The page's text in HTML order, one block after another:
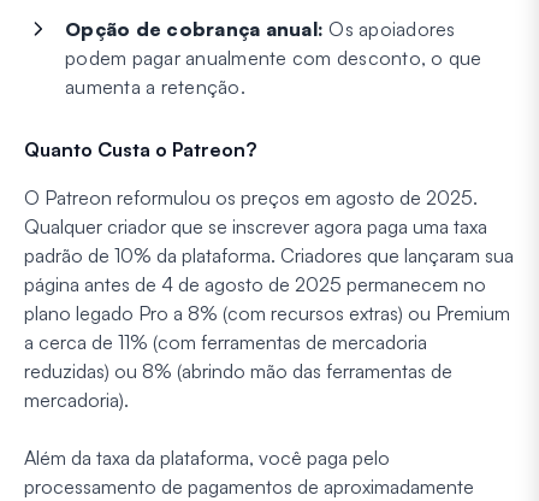
Opção de cobrança anual: Os apoiadores
podem pagar anualmente com desconto, o que
aumenta a retenção.
Quanto Custa o Patreon?
O Patreon reformulou os preços em agosto de 2025.
Qualquer criador que se inscrever agora paga uma taxa
padrão de 10% da plataforma. Criadores que lançaram sua
página antes de 4 de agosto de 2025 permanecem no
plano legado Pro a 8% (com recursos extras) ou Premium
a cerca de 11% (com ferramentas de mercadoria
reduzidas) ou 8% (abrindo mão das ferramentas de
mercadoria).
Além da taxa da plataforma, você paga pelo
processamento de pagamentos de aproximadamente